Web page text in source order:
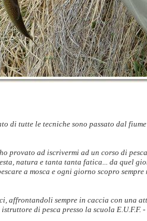
di tutte le tecniche sono passato dal
provato ad iscrivermi ad un corso di
natura e tanta tanta fatica... da quel
a mosca e ogni giorno scopro
affrontandoli sempre in caccia con una
di pesca presso la scuola E.U.F.F.